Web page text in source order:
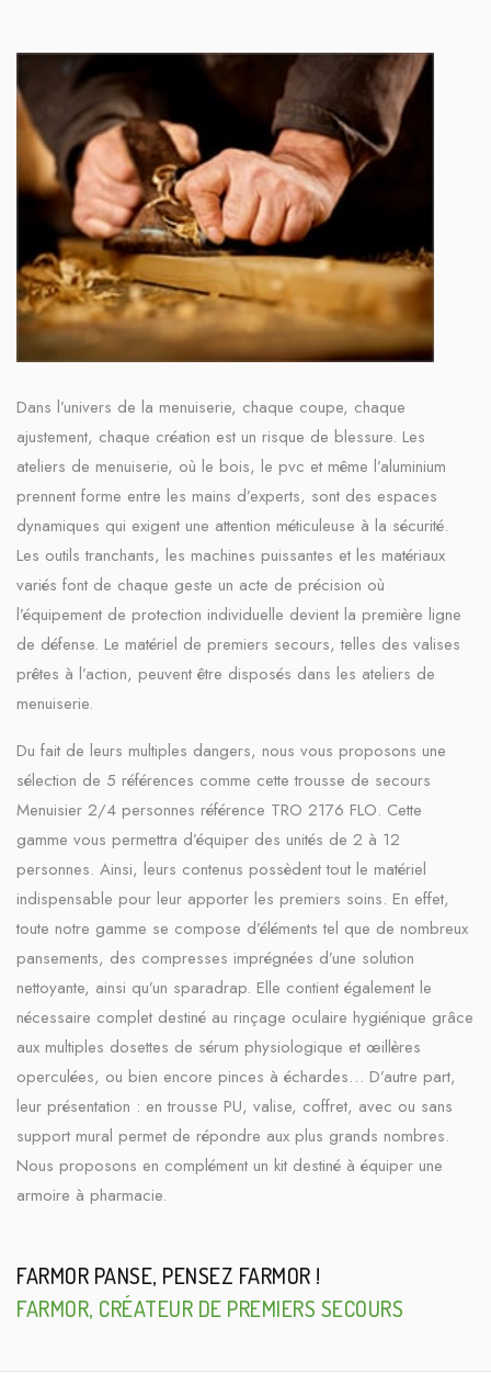
Dans l’univers de la menuiserie, chaque coupe, chaque
ajustement, chaque création est un risque de blessure. Les
ateliers de menuiserie, où le bois, le pvc et même l’aluminium
prennent forme entre les mains d’experts, sont des espaces
dynamiques qui exigent une attention méticuleuse à la sécurité.
Les outils tranchants, les machines puissantes et les matériaux
variés font de chaque geste un acte de précision où
l’équipement de protection individuelle devient la première ligne
de défense. Le matériel de premiers secours, telles des valises
prêtes à l’action, peuvent être disposés dans les ateliers de
menuiserie.
Du fait de leurs multiples dangers, nous vous proposons une
sélection de 5 références comme cette trousse de secours
Menuisier 2/4 personnes référence TRO 2176 FLO. Cette
gamme vous permettra d’équiper des unités de 2 à 12
personnes. Ainsi, leurs contenus possèdent tout le matériel
indispensable pour leur apporter les premiers soins. En effet,
toute notre gamme se compose d’éléments tel que de nombreux
pansements, des compresses imprégnées d’une solution
nettoyante, ainsi qu’un sparadrap. Elle contient également le
nécessaire complet destiné au rinçage oculaire hygiénique grâce
aux multiples dosettes de sérum physiologique et œillères
operculées, ou bien encore pinces à échardes… D’autre part,
leur présentation : en trousse PU, valise, coffret, avec ou sans
support mural permet de répondre aux plus grands nombres.
Nous proposons en complément un kit destiné à équiper une
armoire à pharmacie.
FARMOR PANSE, PENSEZ FARMOR !
FARMOR, CRÉATEUR DE PREMIERS SECOURS